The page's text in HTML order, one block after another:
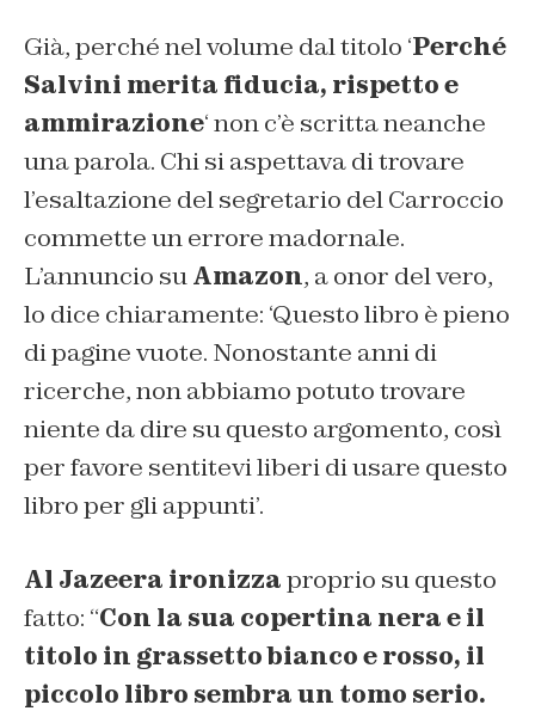
Già, perché nel volume dal titolo ‘Perché
Salvini merita fiducia, rispetto e
ammirazione‘ non c’è scritta neanche
una parola. Chi si aspettava di trovare
l’esaltazione del segretario del Carroccio
commette un errore madornale.
L’annuncio suAmazon, a onor del vero,
lo dice chiaramente: ‘Questo libro è pieno
di pagine vuote. Nonostante anni di
ricerche, non abbiamo potuto trovare
niente da dire su questo argomento, così
per favore sentitevi liberi di usare questo
libro per gli appunti’.
Al Jazeera ironizzaproprio su questo
fatto: “Con la sua copertina nera e il
titolo in grassetto bianco e rosso, il
piccolo libro sembra un tomo serio.